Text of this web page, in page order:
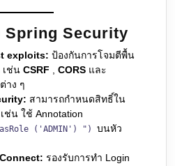
Spring Security
exploits: ป้องกันการโจมตีพื้น
เช่น CSRF , CORS และ
ต่าง ๆ
สามารถกำหนดสิทธิ์ใน
ช่น ใช้ Annotation
('ADMIN') ") บนหัว
รองรับการทำ Login